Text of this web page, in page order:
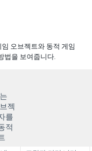
오브젝트와 동적 게임
법을 보여줍니다.
젝
를
적